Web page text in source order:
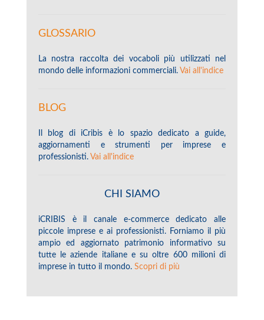
GLOSSARIO
La nostra raccolta dei vocaboli più utilizzati nel
mondo delle informazioni commerciali. Vai all'indice
BLOG
Il blog di iCribis è lo spazio dedicato a guide,
aggiornamenti e strumenti per imprese e
professionisti. Vai all'indice
CHI SIAMO
iCRIBIS è il canale e-commerce dedicato alle
piccole imprese e ai professionisti. Forniamo il più
ampio ed aggiornato patrimonio informativo su
tutte le aziende italiane e su oltre 600 milioni di
imprese in tutto il mondo. Scopri di più